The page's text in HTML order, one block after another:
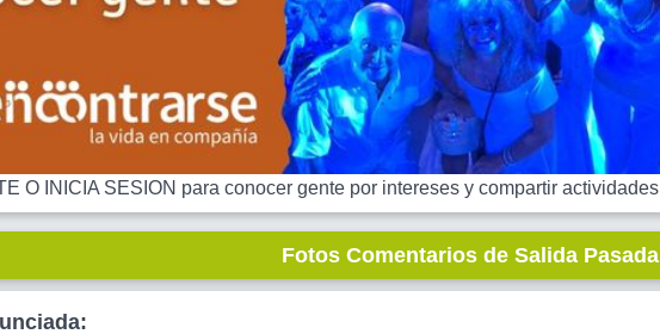
O INICIA SESION para conocer gente por intereses y compartir actividades
Fotos Comentarios de Salida Pasada